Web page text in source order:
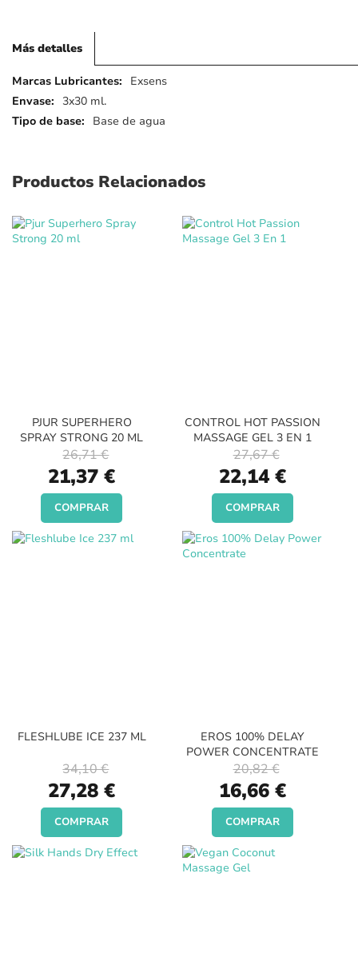
Más detalles
Más
detalles
Exsens
3x30 ml.
Base de agua
Productos Relacionados
PJUR SUPERHERO
SPRAY STRONG 20 ML
Special
Price
21,37 €
26,71 €
COMPRAR
CONTROL HOT PASSION
MASSAGE GEL 3 EN 1
Special
Price
22,14 €
27,67 €
COMPRAR
FLESHLUBE ICE 237 ML
Special
Price
27,28 €
34,10 €
COMPRAR
EROS 100% DELAY
POWER CONCENTRATE
Special
Price
16,66 €
20,82 €
COMPRAR